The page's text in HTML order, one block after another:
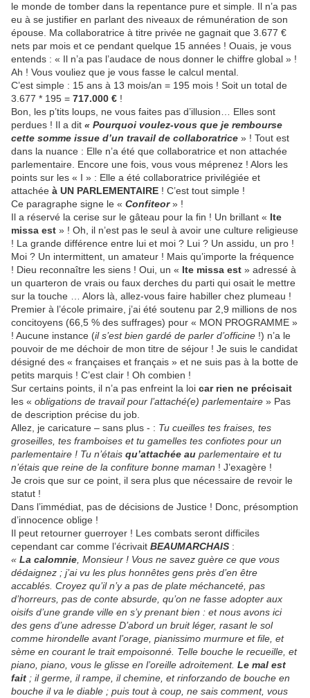
le monde de tomber dans la repentance pure et simple. Il n’a pas
eu à se justifier en parlant des niveaux de rémunération de son
épouse. Ma collaboratrice à titre privée ne gagnait que 3.677 €
nets par mois et ce pendant quelque 15 années ! Ouais, je vous
entends : « Il n’a pas l’audace de nous donner le chiffre global » !
Ah ! Vous vouliez que je vous fasse le calcul mental.
C’est simple : 15 ans à 13 mois/an = 195 mois ! Soit un total de
3.677 * 195 = 717.000 € !
Bon, les p’tits loups, ne vous faites pas d’illusion… Elles sont
perdues ! Il a dit « Pourquoi voulez-vous que je rembourse
cette somme issue d’un travail de collaboratrice » ! Tout est
dans la nuance : Elle n’a été que collaboratrice et non attachée
parlementaire. Encore une fois, vous vous méprenez ! Alors les
points sur les « I » : Elle a été collaboratrice privilégiée et
attachée à UN PARLEMENTAIRE ! C’est tout simple !
Ce paragraphe signe le « Confiteor» !
Il a réservé la cerise sur le gâteau pour la fin ! Un brillant « Ite
missa est » ! Oh, il n’est pas le seul à avoir une culture religieuse
! La grande différence entre lui et moi ? Lui ? Un assidu, un pro !
Moi ? Un intermittent, un amateur ! Mais qu’importe la fréquence
! Dieu reconnaître les siens ! Oui, un « Ite missa est » adressé à
un quarteron de vrais ou faux derches du parti qui osait le mettre
sur la touche … Alors là, allez-vous faire habiller chez plumeau !
Premier à l’école primaire, j’ai été soutenu par 2,9 millions de nos
concitoyens (66,5 % des suffrages) pour « MON PROGRAMME »
! Aucune instance (il s’est bien gardé de parler d’officine !) n’a le
pouvoir de me déchoir de mon titre de séjour ! Je suis le candidat
désigné des « françaises et français » et ne suis pas à la botte de
petits marquis ! C’est clair ! Oh combien !
Sur certains points, il n’a pas enfreint la loi car rien ne précisait
les « obligations de travail pour l’attaché(e) parlementaire » Pas
de description précise du job.
Allez, je caricature – sans plus - : Tu cueilles tes fraises, tes
groseilles, tes framboises et tu gamelles tes confiotes pour un
parlementaire ! Tu n’étais qu’attachée au parlementaire et tu
n’étais que reine de la confiture bonne maman ! J’exagère !
Je crois que sur ce point, il sera plus que nécessaire de revoir le
statut !
Dans l’immédiat, pas de décisions de Justice ! Donc, présomption
d’innocence oblige !
Il peut retourner guerroyer ! Les combats seront difficiles
cependant car comme l’écrivait BEAUMARCHAIS :
« La calomnie , Monsieur ! Vous ne savez guère ce que vous
dédaignez ; j’ai vu les plus honnêtes gens près d’en être
accablés. Croyez qu’il n’y a pas de plate méchanceté, pas
d’horreurs, pas de conte absurde, qu’on ne fasse adopter aux
oisifs d’une grande ville en s’y prenant bien : et nous avons ici
des gens d’une adresse D’abord un bruit léger, rasant le sol
comme hirondelle avant l’orage, pianissimo murmure et file, et
sème en courant le trait empoisonné. Telle bouche le recueille, et
piano, piano, vous le glisse en l’oreille adroitement. Le mal est
fait ; il germe, il rampe, il chemine, et rinforzando de bouche en
bouche il va le diable ; puis tout à coup, ne sais comment, vous